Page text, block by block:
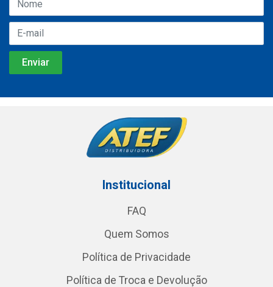
Institucional
FAQ
Quem Somos
Política de Privacidade
Política de Troca e Devolução